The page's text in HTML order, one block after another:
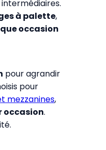
à palette,
occasion
pour agrandir
pour
mezzanines,
occasion.